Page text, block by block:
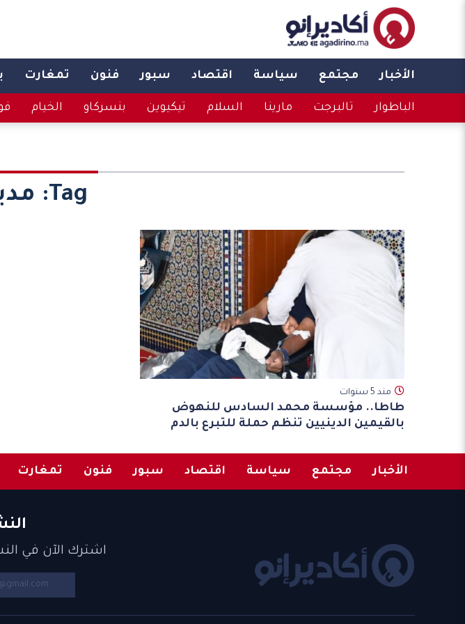
الأخبار مجتمع سياسة اقتصاد سبور فنون تمغارت
الباطوار تالبرجت مارينا السلام تيكيوين بنسركاو الخيام
Tag:
مند 5 سنوات
طاطا.. مؤسسة محمد السادس للنهوض
بالقيمين الدينيين تنظم حملة للتبرع بالدم
الأخبار مجتمع سياسة اقتصاد سبور فنون تمغارت
اشترك الآن في